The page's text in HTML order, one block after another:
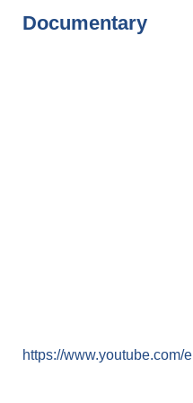
Documentary
https://